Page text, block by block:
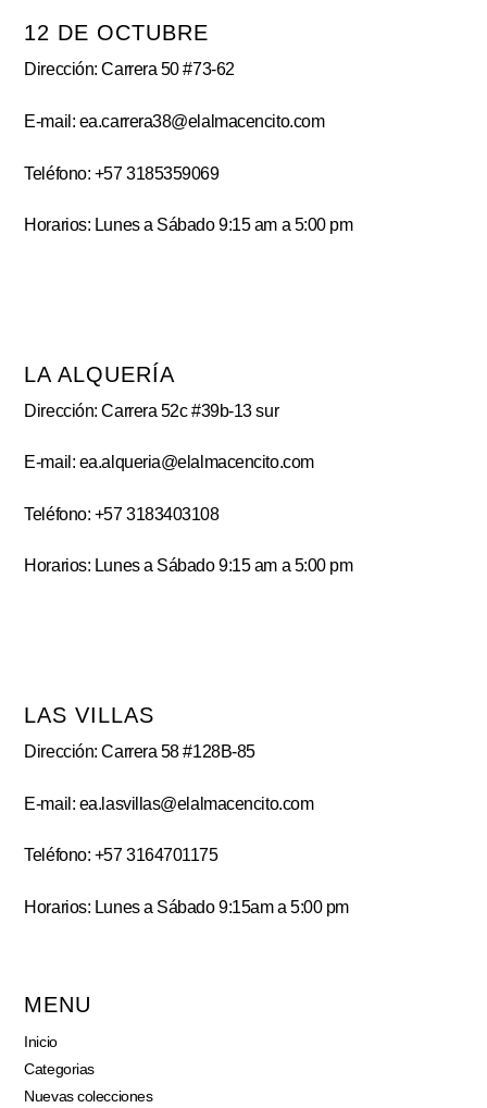
12 DE OCTUBRE
Dirección: Carrera 50 #73-62
E-mail: ea.carrera38@elalmacencito.com
Teléfono: +57 3185359069
Horarios: Lunes a Sábado 9:15 am a 5:00 pm
LA ALQUERÍA
Dirección: Carrera 52c #39b-13 sur
E-mail: ea.alqueria@elalmacencito.com
Teléfono: +57 3183403108
Horarios: Lunes a Sábado 9:15 am a 5:00 pm
LAS VILLAS
Dirección: Carrera 58 #128B-85
E-mail: ea.lasvillas@elalmacencito.com
Teléfono: +57 3164701175
Horarios: Lunes a Sábado 9:15am a 5:00 pm
MENU
Inicio
Categorias
Nuevas colecciones